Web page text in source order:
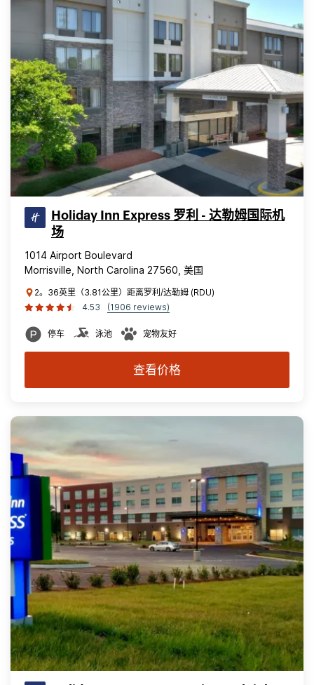
Holiday Inn Express 罗利 - 达勒姆国际机
场
1014 Airport Boulevard
Morrisville, North Carolina 27560, 美国
2。36英里（3.81公里）距离罗利/达勒姆 (RDU)
4.53
(1906 reviews)
停车 泳池 宠物友好
查看价格